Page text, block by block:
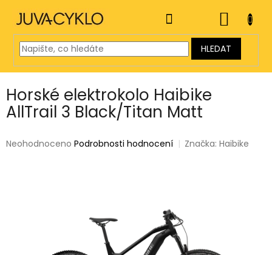
obsah
HLEDAT
KOŠÍK
Horské elektrokolo Haibike
AllTrail 3 Black/Titan Matt
Průměrné
Neohodnoceno Podrobnosti hodnocení Značka:Haibike